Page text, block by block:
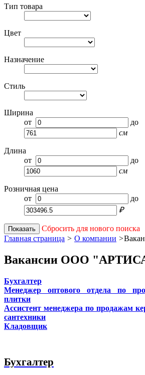
Тип товара
Цвет
Назначение
Стиль
Ширина
от
до
см
Длина
от
до
см
Розничная цена
от
до
₽
Показать
Сбросить для нового поиска
Главная страница > О компании >
Вакансии ООО
Бухгалтер
Менеджер оптового отдела по
плитки
Ассистент менеджера по продажам
сантехники
Кладовщик
Бухгалтер